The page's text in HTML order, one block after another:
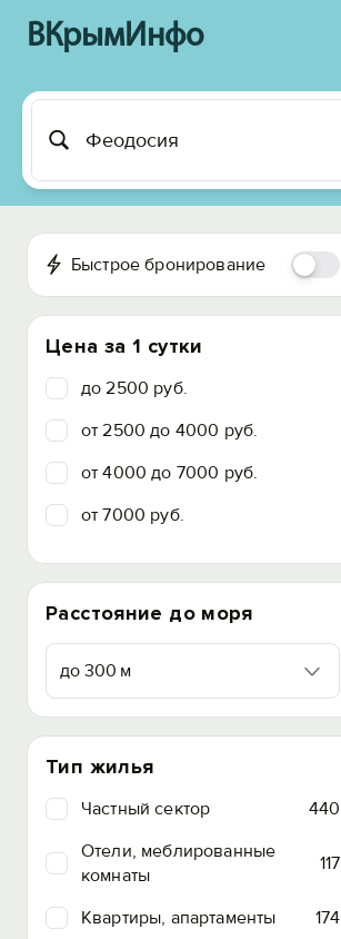
ВКрымИнфо
Быстрое бронирование
Цена за 1 сутки
до 2500 руб.
от 2500 до 4000 руб.
от 4000 до 7000 руб.
от 7000 руб.
Расстояние до моря
до 300 м
Тип жилья
Частный сектор
440
Отели, меблированные
комнаты
117
Квартиры, апартаменты
174